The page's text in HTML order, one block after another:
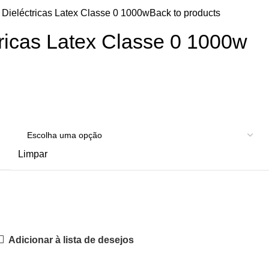
Latex Classe 0 1000wBack to products
Latex Classe 0 1000w
Limpar
Adicionar à lista de desejos